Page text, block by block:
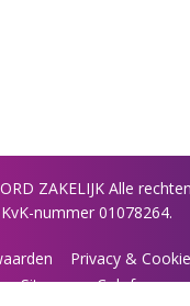
ZAKELIJKAlle
KvK-nummer 01078264.
Privacy &
Sitemap
Colofon